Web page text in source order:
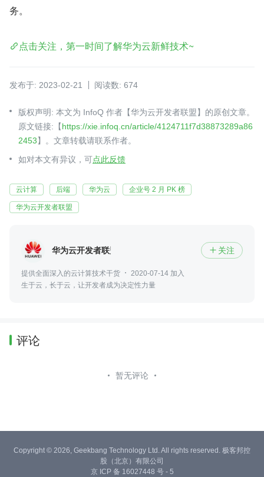
务。
点击关注，第一时间了解华为云新鲜技术~
发布于: 2023-02-21 阅读数: 674
版权声明: 本文为 InfoQ 作者【华为云开发者联盟】的原创文章。
原文链接:【https://xie.infoq.cn/article/4124711f7d38873289a86
2453】。文章转载请联系作者。
如对本文有异议，可点此反馈
云计算 后端 华为云 企业号 2 月 PK 榜
华为云开发者联盟
华为云开发者联盟  关注
提供全面深入的云计算技术干货
2020-07-14 加入
生于云，长于云，让开发者成为决定性力量
评论
暂无评论
Copyright © 2026, Geekbang Technology Ltd. All rights reserved. 极客邦控
股（北京）有限公司
京 ICP 备 16027448 号 - 5